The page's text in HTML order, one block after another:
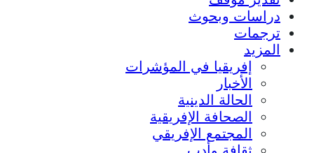
دراسات وبحوث
ترجمات
المزيد
إفريقيا في المؤشرات
الأخبار
الحالة الدينية
الصحافة الإفريقية
المجتمع الإفريقي